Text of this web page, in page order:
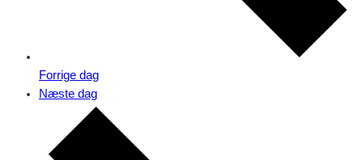
Forrige dag
Næste dag